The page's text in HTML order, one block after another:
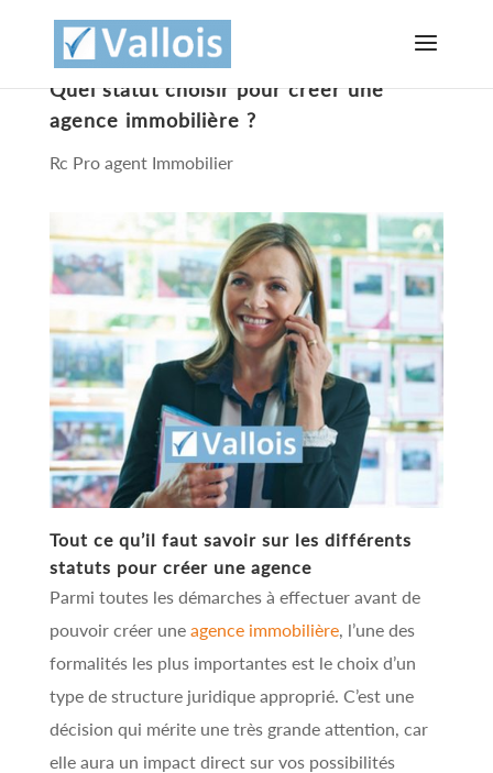
Quel statut choisir pour créer une
agence immobilière ?
Rc Pro agent Immobilier
Tout ce qu’il faut savoir sur les différents
statuts pour créer une agence
Parmi toutes les démarches à effectuer avant de
pouvoir créer une agence immobilière, l’une des
formalités les plus importantes est le choix d’un
type de structure juridique approprié. C’est une
décision qui mérite une très grande attention, car
elle aura un impact direct sur vos possibilités